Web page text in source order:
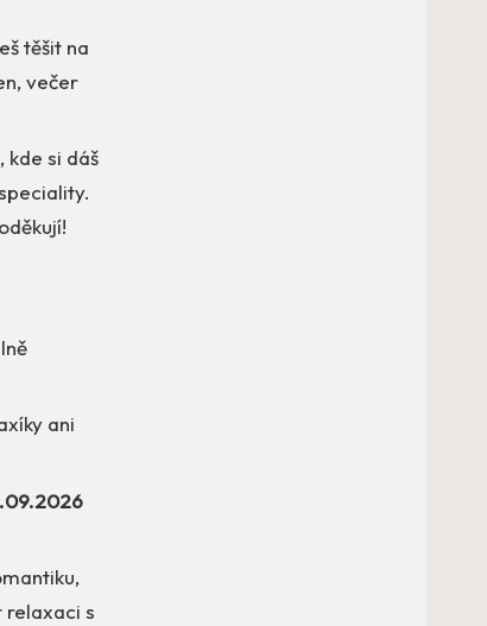
těšit na
večer
kde si dáš
ani
relaxaci s